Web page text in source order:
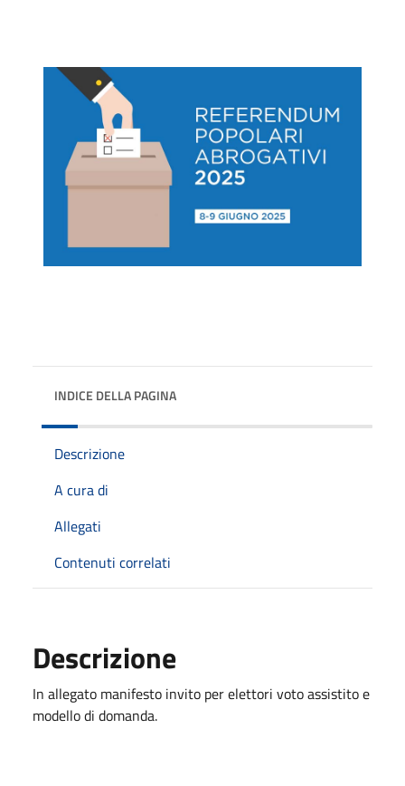
INDICE DELLA PAGINA
Descrizione
A cura di
Allegati
Contenuti correlati
Descrizione
In allegato manifesto invito per elettori voto assistito e
modello di domanda.